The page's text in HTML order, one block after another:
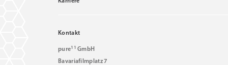
Kontakt
pure11 GmbH
Bavariafilmplatz 7